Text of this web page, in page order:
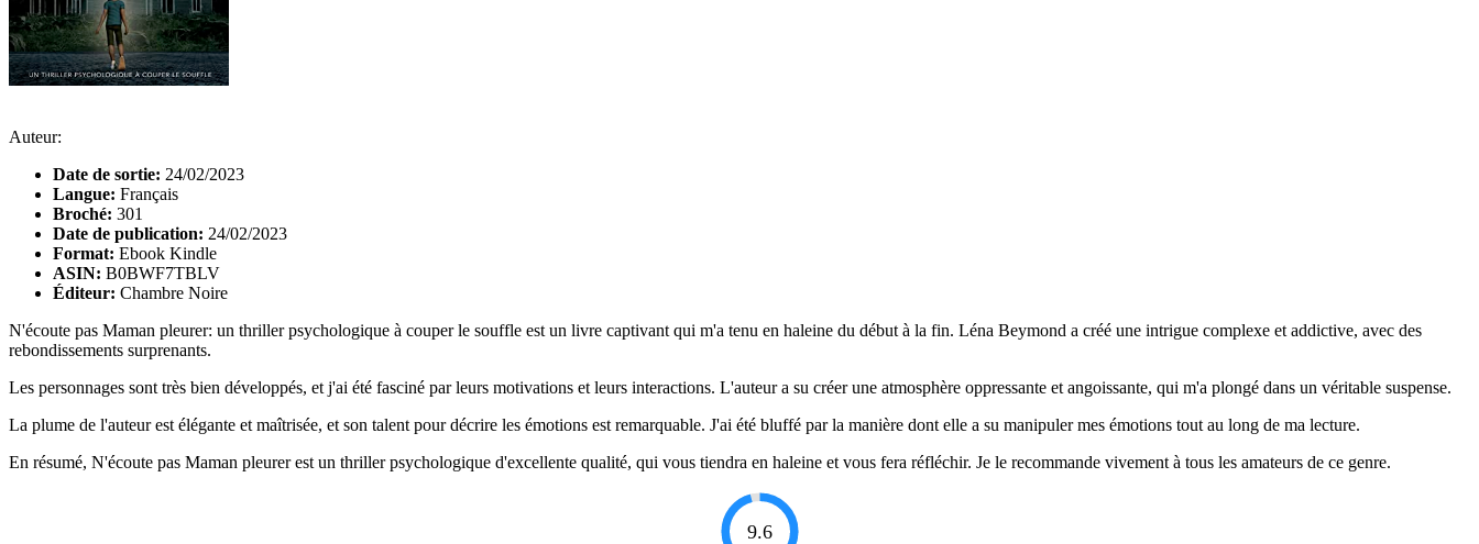
Auteur:
Date de sortie: 24/02/2023
Langue: Français
Broché: 301
Date de publication: 24/02/2023
Format: Ebook Kindle
ASIN: B0BWF7TBLV
Éditeur: Chambre Noire
N'écoute pas Maman pleurer: un thriller psychologique à couper le souffle est un livre captivant qui m'a tenu en haleine du début à la fin. Léna Beymond a créé une intrigue complexe et addictive, avec des
rebondissements surprenants.
Les personnages sont très bien développés, et j'ai été fasciné par leurs motivations et leurs interactions. L'auteur a su créer une atmosphère oppressante et angoissante, qui m'a plongé dans un véritable suspense.
La plume de l'auteur est élégante et maîtrisée, et son talent pour décrire les émotions est remarquable. J'ai été bluffé par la manière dont elle a su manipuler mes émotions tout au long de ma lecture.
En résumé, N'écoute pas Maman pleurer est un thriller psychologique d'excellente qualité, qui vous tiendra en haleine et vous fera réfléchir. Je le recommande vivement à tous les amateurs de ce genre.
9.6